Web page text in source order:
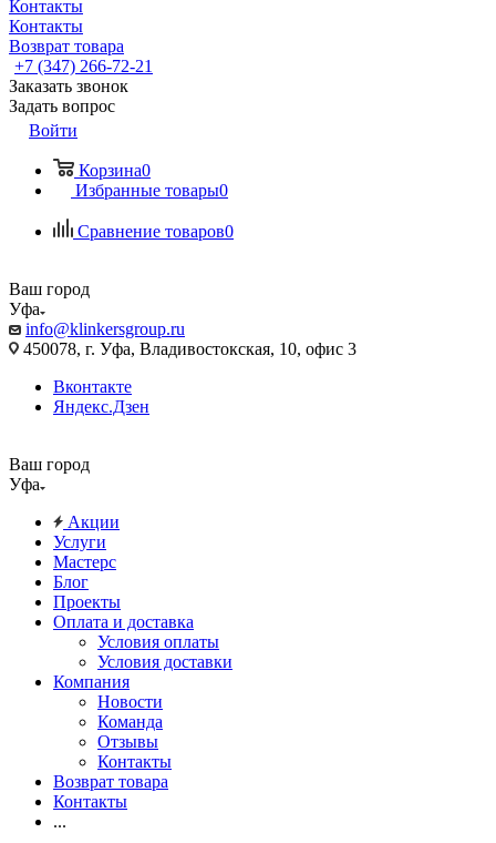
Контакты
Контакты
Возврат товара
+7 (347) 266-72-21
Заказать звонок
Задать вопрос
Войти
Корзина0
Избранные товары0
Сравнение товаров0
Ваш город
Уфа
info@klinkersgroup.ru
450078, г. Уфа, Владивостокская, 10, офис 3
Вконтакте
Яндекс.Дзен
Ваш город
Уфа
Акции
Услуги
Мастерс
Блог
Проекты
Оплата и доставка
Условия оплаты
Условия доставки
Компания
Новости
Команда
Отзывы
Контакты
Возврат товара
Контакты
...